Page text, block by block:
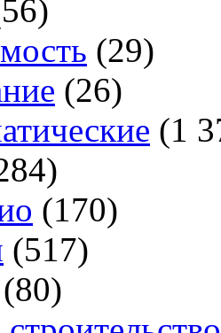
(29)
(26)
(1
(170)
(517)
(80)